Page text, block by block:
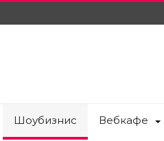
Шоубизнис Вебкафе